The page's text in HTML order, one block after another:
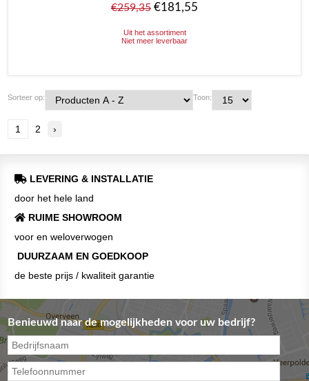
€259,35 €181,55
Uit het assortiment
Niet meer leverbaar
Sorteer op: Toon:
1 2 ›
LEVERING & INSTALLATIE
door het hele land
RUIME SHOWROOM
voor en weloverwogen
DUURZAAM EN GOEDKOOP
de beste prijs / kwaliteit garantie
Benieuwd naar de mogelijkheden voor uw bedrijf?